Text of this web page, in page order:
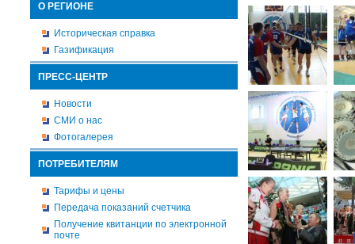
О РЕГИОНЕ
Историческая справка
Газификация
ПРЕСС-ЦЕНТР
Новости
СМИ о нас
Фотогалерея
ПОТРЕБИТЕЛЯМ
Тарифы и цены
Передача показаний счетчика
Получение квитанции по электронной
почте